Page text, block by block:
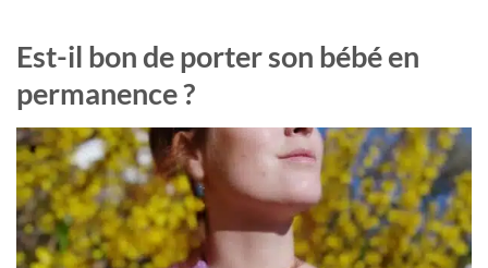
Est-il bon de porter son bébé en
permanence ?